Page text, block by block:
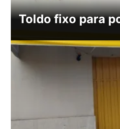
Toldo fixo para